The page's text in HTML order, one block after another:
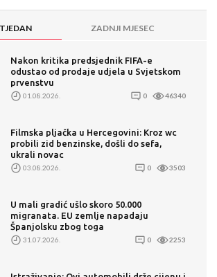
ZADNJI MJESEC
Nakon kritika predsjednik FIFA-e
odustao od prodaje udjela u Svjetskom
prvenstvu
01.08.2026. 0 46340
Filmska pljačka u Hercegovini: Kroz wc
probili zid benzinske, došli do sefa,
ukrali novac
03.08.2026. 0 3503
U mali gradić ušlo skoro 50.000
migranata. EU zemlje napadaju
Španjolsku zbog toga
31.07.2026. 0 2253